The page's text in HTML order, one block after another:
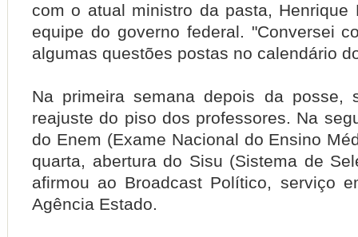
com o atual ministro da pasta, Henrique
equipe do governo federal. "Conversei
algumas questões postas no calendário
Na primeira semana depois da posse,
reajuste do piso dos professores. Na
do Enem (Exame Nacional do Ensino
quarta, abertura do Sisu (Sistema de
afirmou ao Broadcast Político, serviço
Agência Estado.